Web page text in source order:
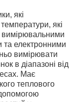
які
які
вимірювальними
електронними
вимірювати
в діапазоні від
Має
теплового